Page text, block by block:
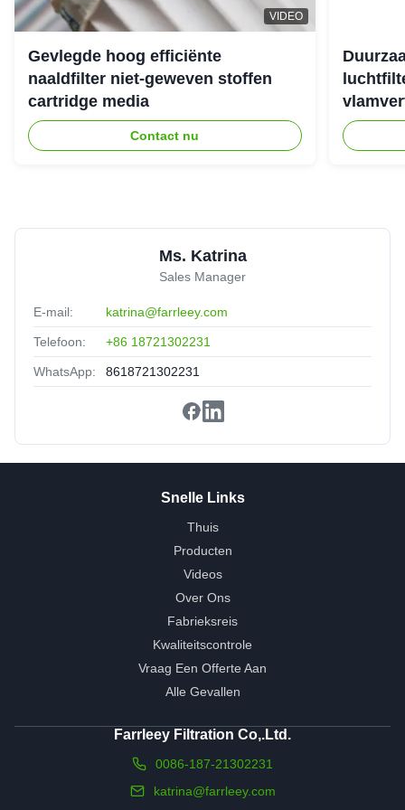
J Germany Oct 9.2025
Perfect fit, no modifications needed. Saved us time
Daniel
MexicoJul 17.2025
★★★★★
★★★★★
Friendly experts who deliver real solutions.
VIDEO
Gevlegde hoog efficiënte
naaldfilter niet-geweven stoffen
cartridge media
Contact nu
Ms. Katrina
Sales Manager
E-mail: katrina@farrleey.com
Telefoon: +86 18721302231
WhatsApp: 8618721302231
Snelle Links
Thuis
Producten
Videos
Over Ons
Fabrieksreis
Kwaliteitscontrole
Vraag Een Offerte Aan
Alle Gevallen
Farrleey Filtration Co,.Ltd.
0086-187-21302231
katrina@farrleey.com